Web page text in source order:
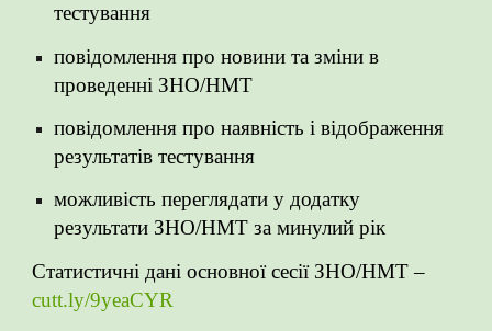
тестування
повідомлення про новини та зміни в
проведенні ЗНО/НМТ
повідомлення про наявність і відображення
результатів тестування
можливість переглядати у додатку
результати ЗНО/НМТ за минулий рік
Статистичні дані основної сесії ЗНО/НМТ –
cutt.ly/9yeaCYR